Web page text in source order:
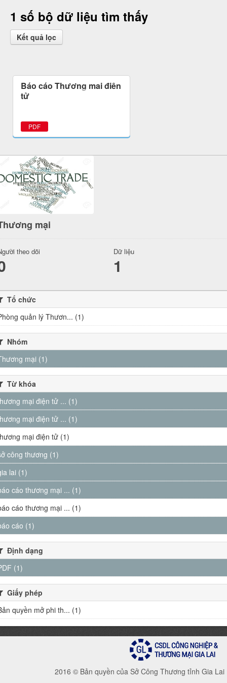
1 số bộ dữ liệu tìm thấy
Kết quả lọc
Báo cáo Thương mại điện
tử
PDF
mại
theo dõi Dữ liệu
1
Tổ chức
quản lý Thươn... (1)
Nhóm
mại (1)
Từ khóa
mại điện tử ... (1)
mại điện tử ... (1)
mại điện tử (1)
công thương (1)
lai (1)
cáo thương mại ... (1)
cáo thương mại ... (1)
cáo (1)
Định dạng
(1)
Giấy phép
quyền mở phi th... (1)
2016 © Bản quyền của Sở Công Thương tỉnh Gia Lai